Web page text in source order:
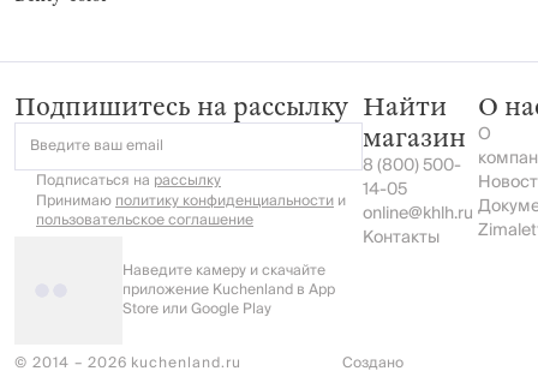
Подпишитесь на рассылку
Введите ваш email
Подписаться на рассылку
Принимаюполитику конфиденциальностии
пользовательское соглашение
Наведите камеру и скачайте
приложение Kuchenland в App
Store или Google Play
Найти
магазин
8 (800) 500-
14-05
online@khlh.ru
Контакты
О
О
© 2014 – 2026 kuchenland.ru Создано